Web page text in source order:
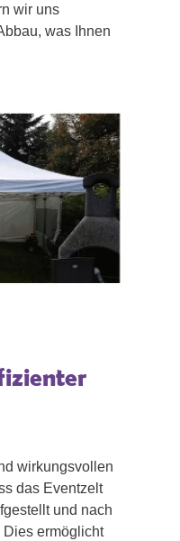
wir uns
was Ihnen
wirkungsvollen
das Eventzelt
und nach
Dies ermöglicht